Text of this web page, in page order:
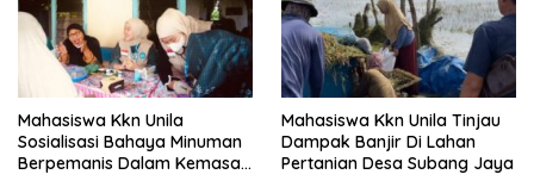
Mahasiswa Kkn Unila
Sosialisasi Bahaya Minuman
Berpemanis Dalam Kemasan
Mahasiswa Kkn Unila Tinjau
Dampak Banjir Di Lahan
Pertanian Desa Subang Jaya